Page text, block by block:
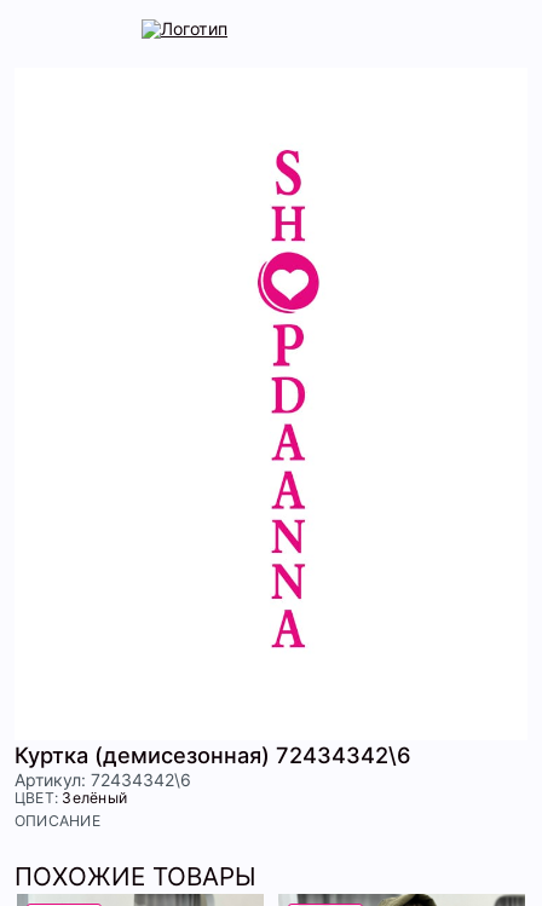
Куртка (демисезонная) 72434342\6
Артикул: 72434342\6
ЦВЕТ: Зелёный
ОПИСАНИЕ
ПОХОЖИЕ ТОВАРЫ